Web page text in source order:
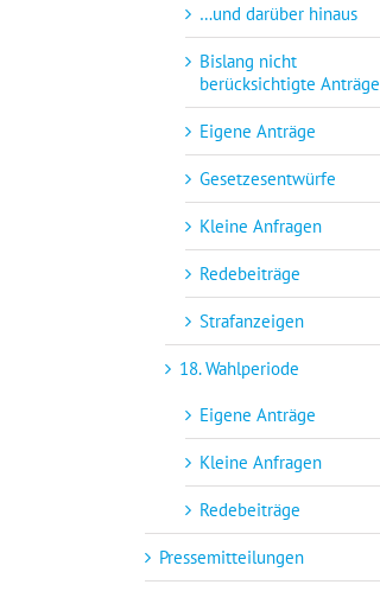
…und darüber hinaus
Bislang nicht
berücksichtigte Anträge
Eigene Anträge
Gesetzesentwürfe
Kleine Anfragen
Redebeiträge
Strafanzeigen
18. Wahlperiode
Eigene Anträge
Kleine Anfragen
Redebeiträge
Pressemitteilungen